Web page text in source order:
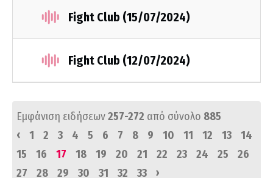
Fight Club (15/07/2024)
Fight Club (12/07/2024)
Εμφάνιση ειδήσεων257-272 από σύνολο 885
‹
1 2 3 4 5 6 7 8 9 10 11 12 13
14
15
16 17 18 19 20 21 22 23 24 25
26
27
28 29 30 31 32 33 ›